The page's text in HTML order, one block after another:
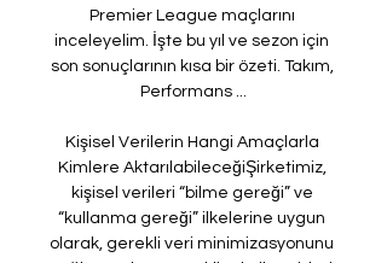
Premier League maçlarını
inceleyelim. İşte bu yıl ve sezon için
son sonuçlarının kısa bir özeti. Takım,
Performans ...
Kişisel Verilerin Hangi Amaçlarla
Kimlere AktarılabileceğiŞirketimiz,
kişisel verileri “bilme gereği” ve
“kullanma gereği” ilkelerine uygun
olarak, gerekli veri minimizasyonunu